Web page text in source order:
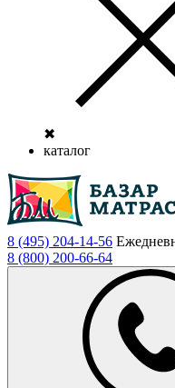
✖
каталог
8 (495) 204-14-56
8 (800) 200-66-64